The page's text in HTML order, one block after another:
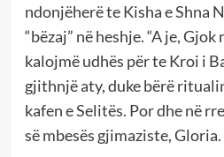
ndonjëherë te Kisha e Shna
“bëzaj” në heshje. “A je, Gjok
kalojmë udhës për te Kroi i
gjithnjë aty, duke bërë
kafen e Selitës. Por dhe në
së mbesës gjimaziste, Gloria.